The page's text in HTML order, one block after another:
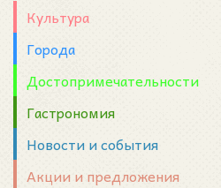
Культура
Города
Достопримечательности
Гастрономия
Новости и события
Акции и предложения